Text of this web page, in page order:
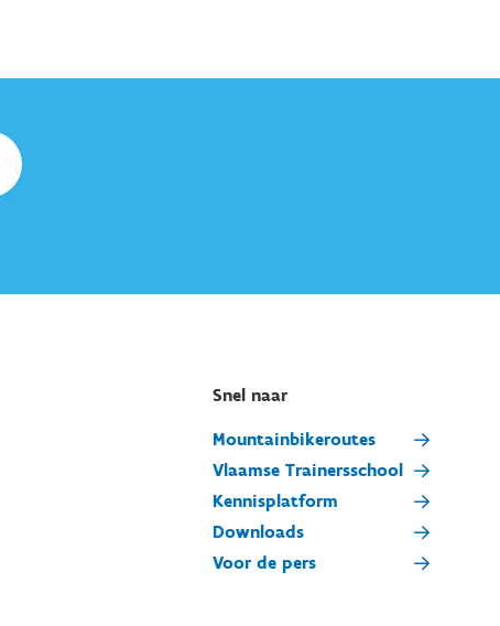
Snel naar
Mountainbikeroutes
Vlaamse Trainersschool
Kennisplatform
Downloads
Voor de pers